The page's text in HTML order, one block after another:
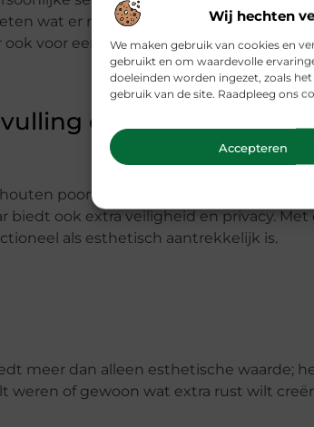
Wij hechten
We maken gebruik van cookies en
gebruikt en om waardevolle
doeleinden worden ingezet, zoals
gebruik van de site. Raadpleeg ons
Accepteren
wat er nodig is om jouw visie
voor een prettige ervaring
op jouw
poort die perfect aansluit bij de
biedt ook extra veiligheid en privacy.
als esthetisch aantrekkelijk is.
meer dan alleen esthetische waarde;
weren of gewoon wat extra rust wilt